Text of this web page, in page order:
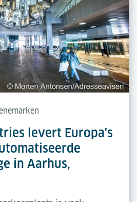
levert Europa's
in Aarhus,